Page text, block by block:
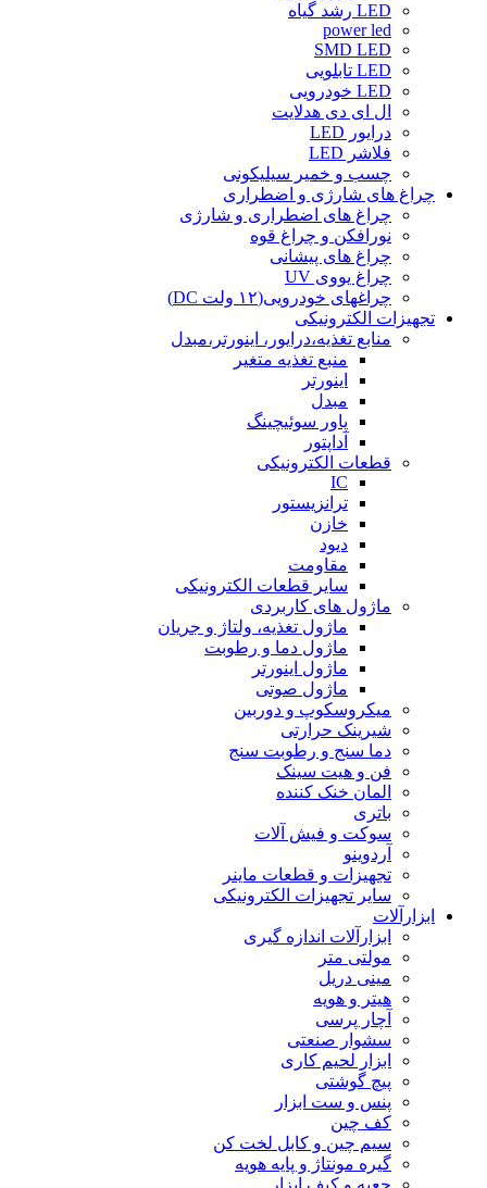
LED رشد گیاه
power led
SMD LED
LED تابلویی
LED خودرویی
ال ای دی هدلایت
درایور LED
فلاشر LED
چسب و خمیر سیلیکونی
چراغ های شارژی و اضطراری
چراغ های اضطراری و شارژی
نورافکن و چراغ قوه
چراغ های پیشانی
چراغ یووی UV
چراغهای خودرویی(۱۲ ولت DC)
تجهیزات الکترونیکی
منابع تغذیه،درایور، اینورتر،مبدل
منبع تغذیه متغیر
اینورتر
مبدل
پاور سوئیچینگ
آداپتور
قطعات الکترونیکی
IC
ترانزیستور
خازن
دیود
مقاومت
سایر قطعات الکترونیکی
ماژول های کاربردی
ماژول تغذیه، ولتاژ و جریان
ماژول دما و رطوبت
ماژول اینورتر
ماژول صوتی
میکروسکوپ و دوربین
شیرینک حرارتی
دما سنج و رطوبت سنج
فن و هیت سینک
المان خنک کننده
باتری
سوکت و فیش آلات
آردوینو
تجهیزات و قطعات ماینر
سایر تجهیزات الکترونیکی
ابزارآلات
ابزارآلات اندازه گیری
مولتی متر
مینی دریل
هیتر و هویه
آچار پرسی
سشوار صنعتی
ابزار لحیم کاری
پیچ گوشتی
پنس و ست ابزار
کف چین
سیم چین و کابل لخت کن
گیره مونتاژ و پایه هویه
جعبه و کیف ابزار